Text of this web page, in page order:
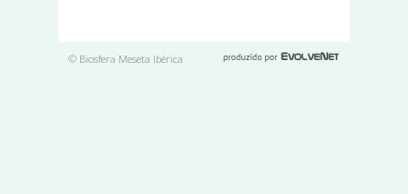
© Biosfera Meseta Ibérica